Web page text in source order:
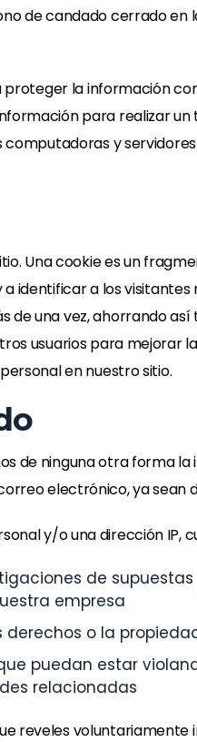
de candado cerrado en
proteger la información
para realizar
computadoras y
Una cookie es un
identificar a los
de una vez, ahorrando
usuarios para mejorar
en nuestro sitio.
de ninguna otra forma
electrónico, ya sean
y/o una dirección IP,
de
empresa
derechos o la
puedan estar
relacionadas
reveles